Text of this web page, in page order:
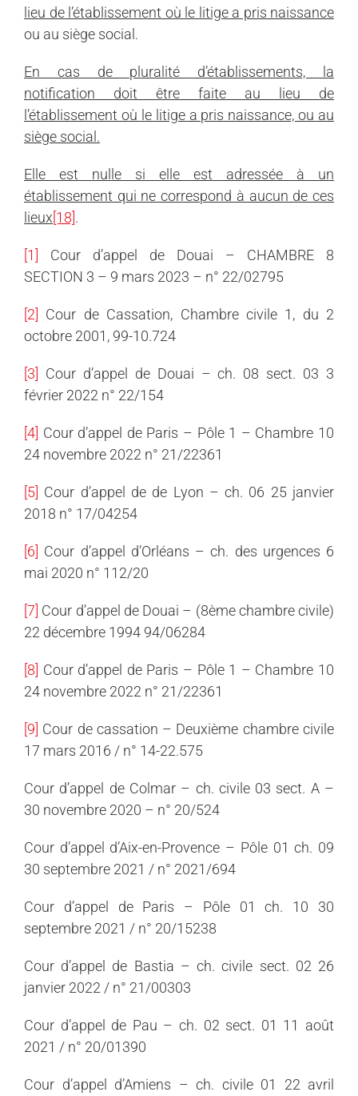
lieu de l’établissement où le litige a pris naissance
ou au siège social.
En cas de pluralité d’établissements, la
notification doit être faite au lieu de
l’établissement où le litige a pris naissance, ou au
siège social.
Elle est nulle si elle est adressée à un
établissement qui ne correspond à aucun de ces
lieux[18].
[1] Cour d’appel de Douai – CHAMBRE 8
SECTION 3 – 9 mars 2023 – n° 22/02795
[2] Cour de Cassation, Chambre civile 1, du 2
octobre 2001, 99-10.724
[3] Cour d’appel de Douai – ch. 08 sect. 03 3
février 2022 n° 22/154
[4] Cour d’appel de Paris – Pôle 1 – Chambre 10
24 novembre 2022 n° 21/22361
[5] Cour d’appel de de Lyon – ch. 06 25 janvier
2018 n° 17/04254
[6] Cour d’appel d’Orléans – ch. des urgences 6
mai 2020 n° 112/20
[7] Cour d’appel de Douai – (8ème chambre civile)
22 décembre 1994 94/06284
[8] Cour d’appel de Paris – Pôle 1 – Chambre 10
24 novembre 2022 n° 21/22361
[9] Cour de cassation – Deuxième chambre civile
17 mars 2016 / n° 14-22.575
Cour d’appel de Colmar – ch. civile 03 sect. A –
30 novembre 2020 – n° 20/524
Cour d’appel d’Aix-en-Provence – Pôle 01 ch. 09
30 septembre 2021 / n° 2021/694
Cour d’appel de Paris – Pôle 01 ch. 10 30
septembre 2021 / n° 20/15238
Cour d’appel de Bastia – ch. civile sect. 02 26
janvier 2022 / n° 21/00303
Cour d’appel de Pau – ch. 02 sect. 01 11 août
2021 / n° 20/01390
Cour d’appel d’Amiens – ch. civile 01 22 avril